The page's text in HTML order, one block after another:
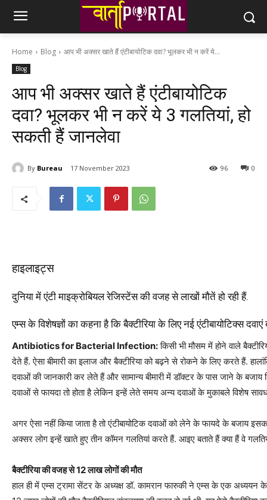
Home Blog आप भी अक्‍सर खाते हैं एंटीबायोटिक दवा? भूलकर भी न करें ये...
Blog
आप भी अक्‍सर खाते हैं एंटीबायोटिक
दवा? भूलकर भी न करें ये 3 गलतियां, हो
सकती हैं जानलेवा
By Bureau 17 November 2023 0
96
हाइलाइट्स
दुनिया में एंटी माइक्रोबियल रेजिस्‍टेंस की वजह से लाखों मौतें हो रही हैं.
एम्‍स के विशेषज्ञों का कहना है कि बैक्‍टीरिया के लिए नई एंटीबायोटिक्‍स
Antibiotics for Bacterial Infection:किसी भी मौसम में होने वाले
देते हैं. ऐसा बीमारी का इलाज और बैक्‍टीरिया को बढ़ने से रोकने के लिए करते हैं.
दवाओं की जानकारी कर लेते हैं और सामान्‍य बीमारी में डॉक्‍टर के पास जाने के
दवाओं से फायदा तो होता है लेकिन इन्‍हें लेते समय अन्‍य दवाओं के मुकाबले विशेष
अगर ऐसा नहीं किया जाता है तो एंटीबायोटिक दवाओं को लेने के फायदे के बजाय
अक्‍सर लोग इन्‍हें खाते हुए तीन कॉमन गलतियां करते हैं. आइए बताते हैं क्‍या हैं वे
बैक्‍टीरिया की वजह से 12 लाख लोगों की मौत
हाल ही में एम्‍स ट्रामा सेंटर के अध्‍यक्ष डॉ. कामरान फारुकी ने एम्‍स के एक अध्‍ययन